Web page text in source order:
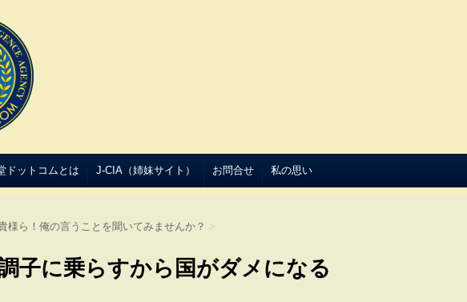
ドットコムとは J-CIA（姉妹サイト） お問合せ 私の思い
様ら！俺の言うことを聞いてみませんか？ >
子に乗らすから国がダメになる